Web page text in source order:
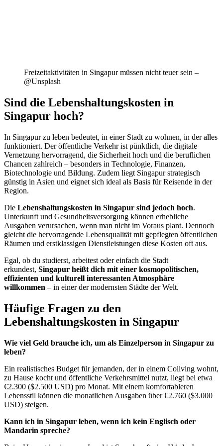
Freizeitaktivitäten in Singapur müssen nicht teuer sein –
@Unsplash
Sind die Lebenshaltungskosten in
Singapur hoch?
In Singapur zu leben bedeutet, in einer Stadt zu wohnen, in der alles
funktioniert. Der öffentliche Verkehr ist pünktlich, die digitale
Vernetzung hervorragend, die Sicherheit hoch und die beruflichen
Chancen zahlreich – besonders in Technologie, Finanzen,
Biotechnologie und Bildung. Zudem liegt Singapur strategisch
günstig in Asien und eignet sich ideal als Basis für Reisende in der
Region.
Die Lebenshaltungskosten in Singapur sind jedoch hoch.
Unterkunft und Gesundheitsversorgung können erhebliche
Ausgaben verursachen, wenn man nicht im Voraus plant. Dennoch
gleicht die hervorragende Lebensqualität mit gepflegten öffentlichen
Räumen und erstklassigen Dienstleistungen diese Kosten oft aus.
Egal, ob du studierst, arbeitest oder einfach die Stadt
erkundest, Singapur heißt dich mit einer kosmopolitischen,
effizienten und kulturell interessanten Atmosphäre
willkommen – in einer der modernsten Städte der Welt.
Häufige Fragen zu den
Lebenshaltungskosten in Singapur
Wie viel Geld brauche ich, um als Einzelperson in Singapur zu
leben?
Ein realistisches Budget für jemanden, der in einem Coliving wohnt,
zu Hause kocht und öffentliche Verkehrsmittel nutzt, liegt bei etwa
€2.300 ($2.500 USD) pro Monat. Mit einem komfortableren
Lebensstil können die monatlichen Ausgaben über €2.760 ($3.000
USD) steigen.
Kann ich in Singapur leben, wenn ich kein Englisch oder
Mandarin spreche?